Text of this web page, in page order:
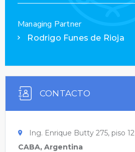
Managing Partner
Rodrigo Funes de Rioja
CONTACTO
Ing. Enrique Butty 275, piso 12
CABA, Argentina